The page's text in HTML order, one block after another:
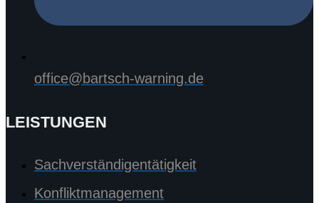
office@bartsch-warning.de
LEISTUNGEN
Sachverständigentätigkeit
Konfliktmanagement